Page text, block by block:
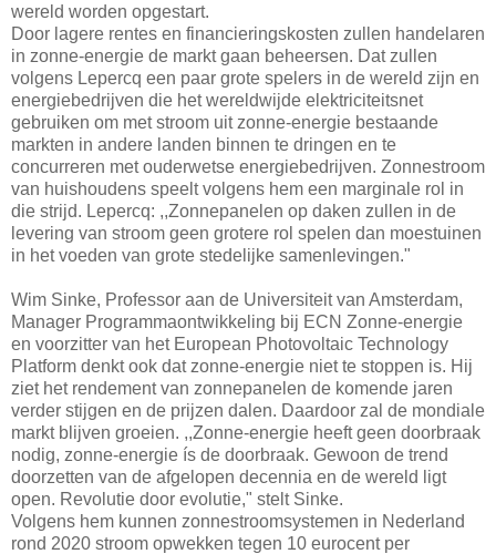
wereld worden opgestart.
Door lagere rentes en financieringskosten zullen handelaren
in zonne-energie de markt gaan beheersen. Dat zullen
volgens Lepercq een paar grote spelers in de wereld zijn en
energiebedrijven die het wereldwijde elektriciteitsnet
gebruiken om met stroom uit zonne-energie bestaande
markten in andere landen binnen te dringen en te
concurreren met ouderwetse energiebedrijven. Zonnestroom
van huishoudens speelt volgens hem een marginale rol in
die strijd. Lepercq: ,,Zonnepanelen op daken zullen in de
levering van stroom geen grotere rol spelen dan moestuinen
in het voeden van grote stedelijke samenlevingen."
Wim Sinke, Professor aan de Universiteit van Amsterdam,
Manager Programmaontwikkeling bij ECN Zonne-energie
en voorzitter van het European Photovoltaic Technology
Platform denkt ook dat zonne-energie niet te stoppen is. Hij
ziet het rendement van zonnepanelen de komende jaren
verder stijgen en de prijzen dalen. Daardoor zal de mondiale
markt blijven groeien. ,,Zonne-energie heeft geen doorbraak
nodig, zonne-energie ís de doorbraak. Gewoon de trend
doorzetten van de afgelopen decennia en de wereld ligt
open. Revolutie door evolutie," stelt Sinke.
Volgens hem kunnen zonnestroomsystemen in Nederland
rond 2020 stroom opwekken tegen 10 eurocent per